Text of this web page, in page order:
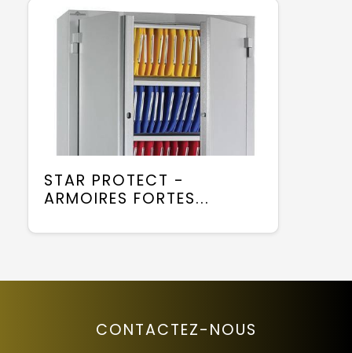
STAR PROTECT -
ARMOIRES FORTES...
CONTACTEZ-NOUS